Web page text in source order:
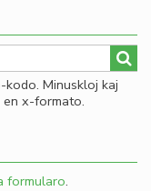
Minuskloj kaj
en x-formato.
formularo.